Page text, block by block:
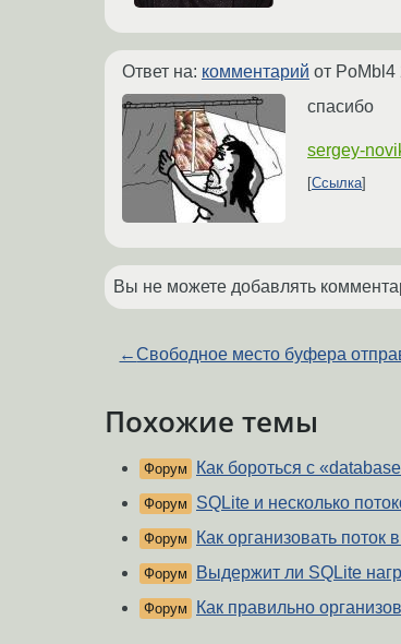
Ответ на: комментарий от PoMbl4
спасибо
sergey-
Ссылка
Вы не можете добавлять
←Свободное место буфера
Похожие темы
Форум Как бороться с
Форум SQLite и несколько
Форум Как организовать поток
Форум Выдержит ли SQLite
Форум Как правильно